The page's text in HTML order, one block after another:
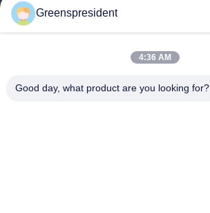
Waktu Kerja
Greenspresident
4:36 AM
Good day, what product are you looking for?